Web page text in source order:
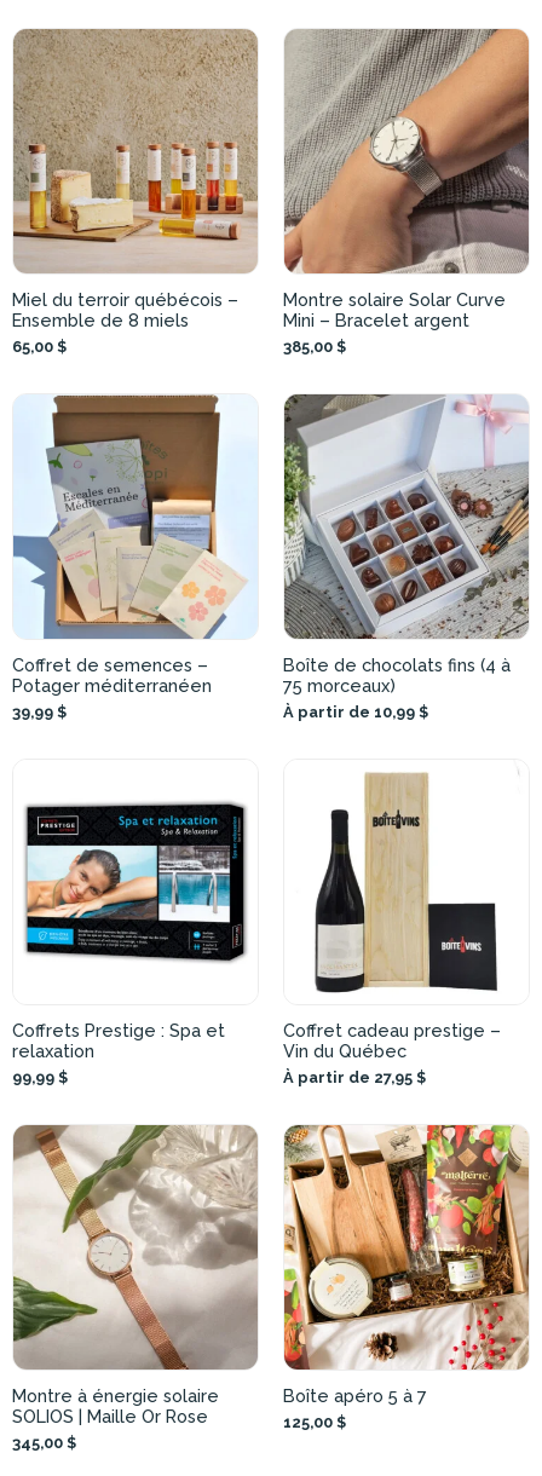
Miel du terroir québécois –
Ensemble de 8 miels
65,00 $
Montre solaire Solar Curve
Mini – Bracelet argent
385,00 $
Coffret de semences –
Potager méditerranéen
39,99 $
Boîte de chocolats fins (4 à
75 morceaux)
À partir de 10,99 $
Coffrets Prestige : Spa et
relaxation
99,99 $
Coffret cadeau prestige –
Vin du Québec
À partir de 27,95 $
Montre à énergie solaire
SOLIOS | Maille Or Rose
345,00 $
Boîte apéro 5 à 7
125,00 $